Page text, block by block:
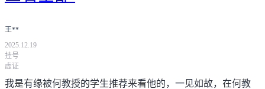
王**
2025.12.19
挂号
虚证
我是有缘被何教授的学生推荐来看他的，一见如故，在何教